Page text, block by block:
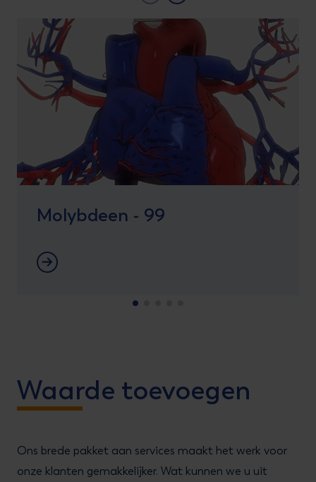
Molybdeen - 99
Meer informatie
Waarde toevoegen
Ons brede pakket aan services maakt het werk voor
onze klanten gemakkelijker. Wat kunnen we u uit